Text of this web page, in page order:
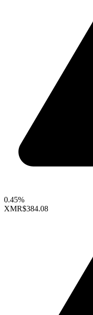
0.45%
XMR$384.08